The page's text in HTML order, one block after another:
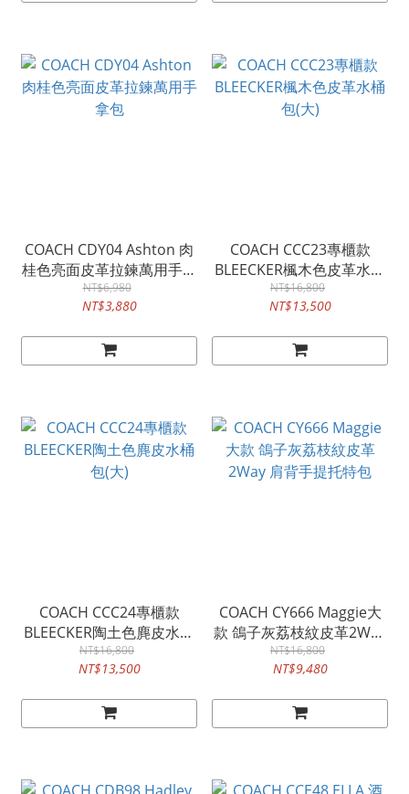
COACH CDY04 Ashton 肉
桂色亮面皮革拉鍊萬用手拿
包
NT$6,980
NT$3,880
COACH CCC23專櫃款
BLEECKER楓木色皮革水桶
包(大)
NT$16,800
NT$13,500
COACH CCC24專櫃款
BLEECKER陶土色麂皮水桶
包(大)
NT$16,800
NT$13,500
COACH CY666 Maggie大
款 鴿子灰荔枝紋皮革2Way
肩背手提托特包
NT$16,800
NT$9,480